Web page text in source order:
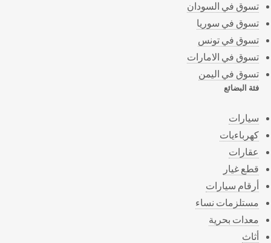
تسوق في السودان
تسوق في سوريا
تسوق في تونس
تسوق في الامارات
تسوق في اليمن
فئة البضائع
سيارات
كهرباءيات
عقارات
قطع غيار
أرقام سيارات
مستلزمات نساء
معدات بحرية
أثاث